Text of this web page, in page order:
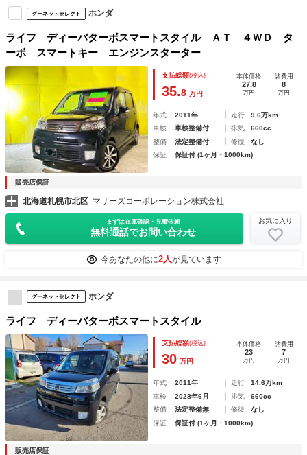
グーネットセレクト ホンダ
ライフ ディーバターボスマートスタイル ＡＴ ４ＷＤ タ
ーボ スマートキー エンジンスターター
支払総額(税込)
35.8 万円
本体価格
27.8
万円
諸費用
8
万円
年式 2011年 走行
9.6万km
車検
車検整備付 排気
660cc
整備
法定整備付 修復
なし
保証
保証付 (1ヶ月・1000km)
販売店保証
北海道札幌市北区 マザーズコーポレーション株式会社
まずは在庫確認・見積依頼
無料通話でお問い合わせ
お気に入り
今あなたの他に2人が見ています
グーネットセレクト ホンダ
ライフ ディーバターボスマートスタイル
支払総額(税込)
30 万円
本体価格
23
万円
諸費用
7
万円
年式 2011年 走行
14.6万km
車検
2028年6月 排気
660cc
整備
法定整備無 修復
なし
保証
保証付 (1ヶ月・1000km)
販売店保証